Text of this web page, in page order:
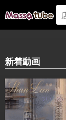
新着動画